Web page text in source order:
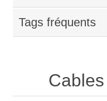
Tags fréquents